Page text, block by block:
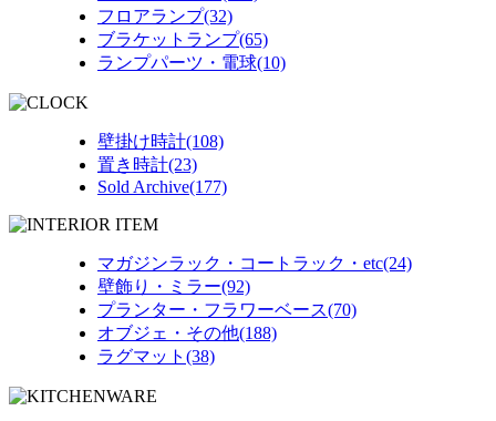
フロアランプ(32)
ブラケットランプ(65)
ランプパーツ・電球(10)
壁掛け時計(108)
置き時計(23)
Sold Archive(177)
マガジンラック・コートラック・etc(24)
壁飾り・ミラー(92)
プランター・フラワーベース(70)
オブジェ・その他(188)
ラグマット(38)